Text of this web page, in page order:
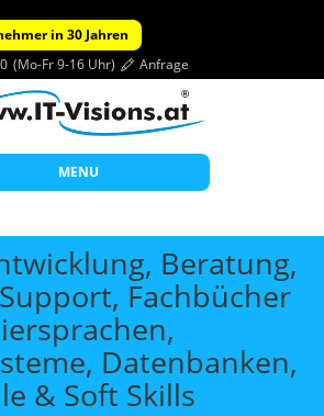
in 30 Jahren
(Mo-Fr 9-16 Uhr) Anfrage
MENU
Schulungen
Seminare
Beratung,
Fachbücher
Datenbanken,
& Soft Skills